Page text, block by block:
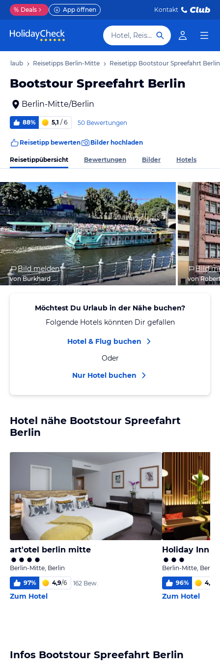
% Deals App öffnen Kontakt
Hotel, Reiseziel
Urlaub Reisetipps Berlin-Mitte Reisetipp Bootstour Spreefahrt Berlin
Bootstour Spreefahrt Berlin
Berlin-Mitte/Berlin
88% 5,1 / 6 50 Bewertungen
Reisetipp bewerten Bilder hochladen
Reisetippübersicht Bewertungen Bilder Hotels
Bild melden
von Burkhard
Bild
von
Möchtest Du Urlaub in der Nähe buchen?
Folgende Hotels könnten Dir gefallen
Hotel & Flug buchen
Oder
Nur Hotel buchen
Hotel nähe Bootstour Spreefahrt
Berlin
art'otel berlin mitte
Berlin-Mitte, Berlin
97% 4,9/6 162 Bew.
Zum Hotel
Berlin-Mitte, Berlin
96% 4,9
Zum Hotel
Infos Bootstour Spreefahrt Berlin